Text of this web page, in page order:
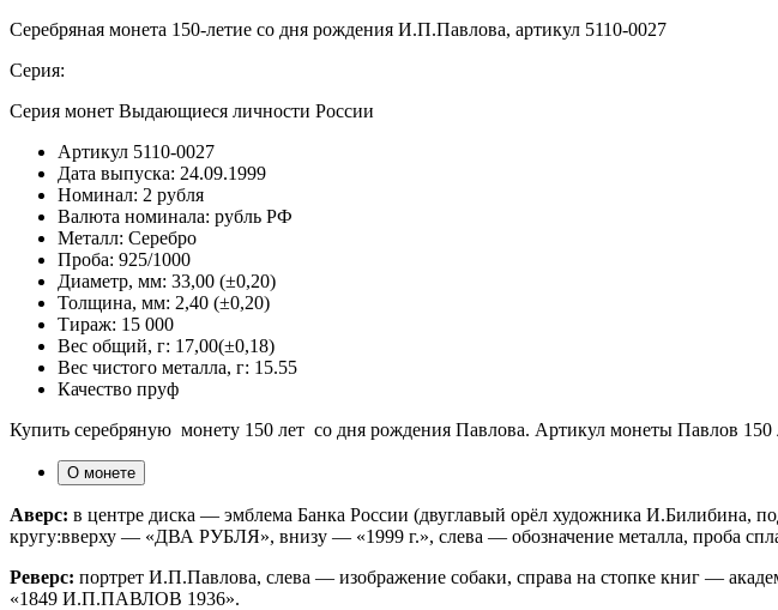
Серебряная монета 150-летие со дня рождения И.П.Павлова, артикул 5110-0027
Серия:
Серия монет Выдающиеся личности России
Артикул 5110-0027
Дата выпуска: 24.09.1999
Номинал: 2 рубля
Валюта номинала: рубль РФ
Металл: Серебро
Проба: 925/1000
Диаметр, мм: 33,00 (±0,20)
Толщина, мм: 2,40 (±0,20)
Тираж: 15 000
Вес общий, г: 17,00(±0,18)
Вес чистого металла, г: 15.55
Качество пруф
Купить серебряную монету 150 лет со дня рождения Павлова. Артикул монеты Павлов
О монете
Аверс: в центре диска — эмблема Банка России (двуглавый орёл художника
кругу:вверху — «ДВА РУБЛЯ», внизу — «1999 г.», слева — обозначение металла, проба
Реверс: портрет И.П.Павлова, слева — изображение собаки, справа на стопке книг —
«1849 И.П.ПАВЛОВ 1936».